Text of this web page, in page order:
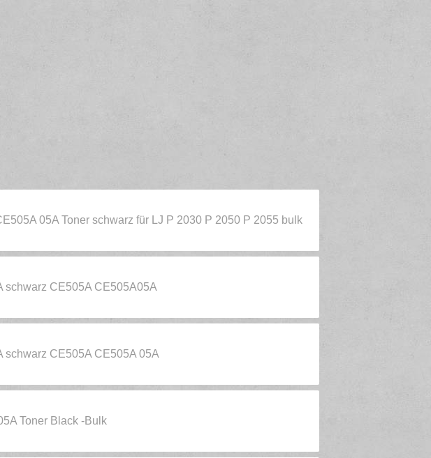
05A Toner schwarz für LJ P 2030 P 2050 P 2055 bulk
schwarz CE505A CE505A05A
schwarz CE505A CE505A 05A
Toner Black -Bulk